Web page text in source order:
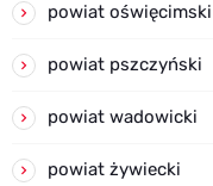
powiat oświęcimski
powiat pszczyński
powiat wadowicki
powiat żywiecki